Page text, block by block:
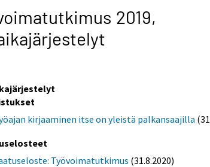
2019,
kirjaaminen itse on yleistä palkansaajilla
Työvoimatutkimus (31.8.2020)